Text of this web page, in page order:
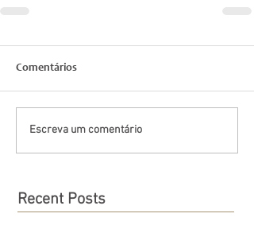
Comentários
Escreva um comentário
Recent Posts